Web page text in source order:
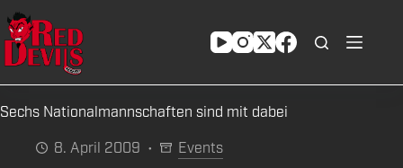
Zum
Inhalt
springen
Sechs Nationalmannschaften sind mit dabei
8. April 2009
Events